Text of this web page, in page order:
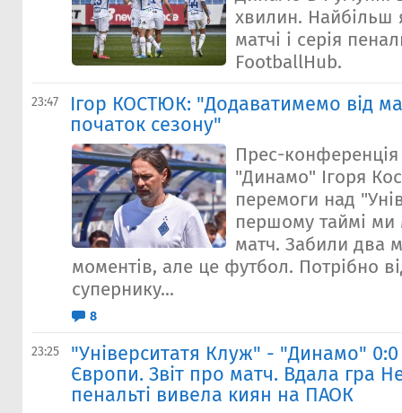
хвилин. Найбільш
матчі і серія
FootballHub.
23:47
Ігор КОСТЮК: "Додаватимемо від
початок сезону"
Прес-
"Динамо" Ігоря
перемоги над
першому таймі ми
матч. Забили два
моментів, але це футбол. Потрібно
супернику...
8
23:25
"Університатя Клуж" - "Динамо" 0:0
Європи. Звіт про матч. Вдала гра
пенальті вивела киян на ПАОК